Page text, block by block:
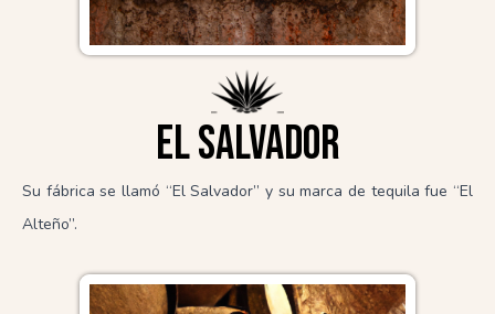
El salvador
Su fábrica se llamó “El Salvador” y su marca de tequila fue “El
Alteño”.